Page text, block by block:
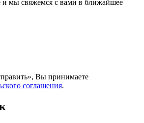
и мы свяжемся с вами в ближайшее
Вы принимаете
соглашения.